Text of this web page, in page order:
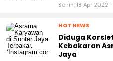
Senin, 18 Apr 2022 -
HOT NEWS
Diduga
Kebakaran
Jaya